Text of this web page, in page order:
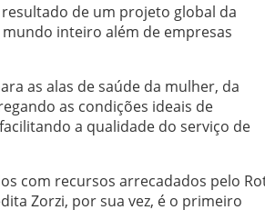
de um projeto global da
inteiro além de empresas
as alas de saúde da mulher, da
as condições ideais de
a qualidade do serviço de
com recursos arrecadados pelo
Zorzi, por sua vez, é o primeiro